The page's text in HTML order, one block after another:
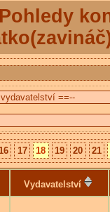
Pohledy
16 17 18 19 20 21
Vydavatelství